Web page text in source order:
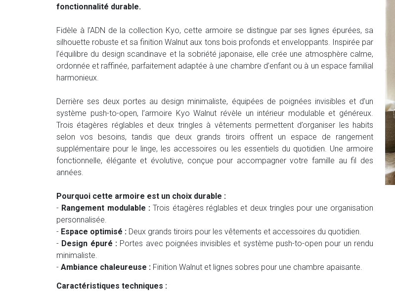
fonctionnalité durable.
Fidèle à l’ADN de la collection Kyo, cette armoire se distingue par ses lignes épurées, sa
silhouette robuste et sa finition Walnut aux tons bois profonds et enveloppants. Inspirée par
l’équilibre du design scandinave et la sobriété japonaise, elle crée une atmosphère calme,
ordonnée et raffinée, parfaitement adaptée à une chambre d’enfant ou à un espace familial
harmonieux.
Derrière ses deux portes au design minimaliste, équipées de poignées invisibles et d’un
système push-to-open, l’armoire Kyo Walnut révèle un intérieur modulable et généreux.
Trois étagères réglables et deux tringles à vêtements permettent d’organiser les habits
selon vos besoins, tandis que deux grands tiroirs offrent un espace de rangement
supplémentaire pour le linge, les accessoires ou les essentiels du quotidien. Une armoire
fonctionnelle, élégante et évolutive, conçue pour accompagner votre famille au fil des
années.
Pourquoi cette armoire est un choix durable :
- Rangement modulable : Trois étagères réglables et deux tringles pour une organisation
personnalisée.
- Espace optimisé : Deux grands tiroirs pour les vêtements et accessoires du quotidien.
- Design épuré :Portes avec poignées invisibles et système push-to-open pour un rendu
minimaliste.
- Ambiance chaleureuse : Finition Walnut et lignes sobres pour une chambre apaisante.
Caractéristiques techniques :